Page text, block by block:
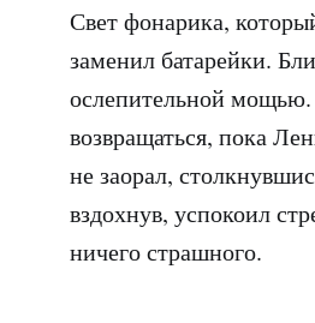
Свет фонарика,
заменил батарейки.
ослепительной мощью.
возвращаться, пока
не заорал,
вздохнув, успокоил
ничего страшного.